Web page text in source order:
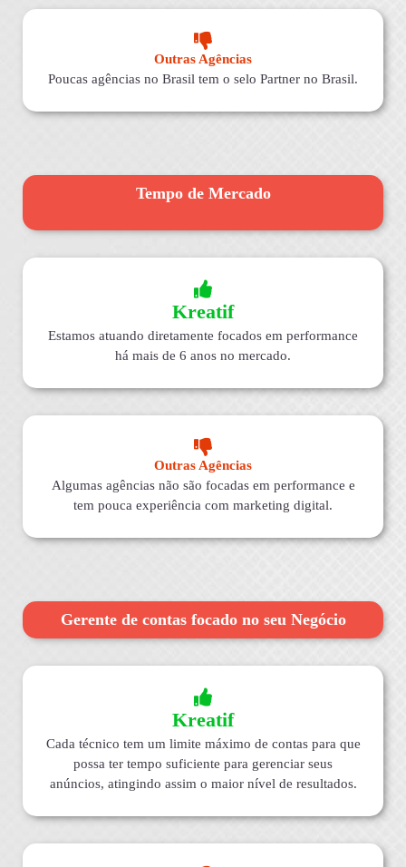
Outras Agências
Poucas agências no Brasil tem o selo Partner no Brasil.
Tempo de Mercado
Kreatif
Estamos atuando diretamente focados em performance
há mais de 6 anos no mercado.
Outras Agências
Algumas agências não são focadas em performance e
tem pouca experiência com marketing digital.
Gerente de contas focado no seu Negócio
Kreatif
Cada técnico tem um limite máximo de contas para que
possa ter tempo suficiente para gerenciar seus
anúncios, atingindo assim o maior nível de resultados.